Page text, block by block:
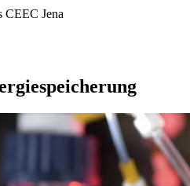
CEEC Jena